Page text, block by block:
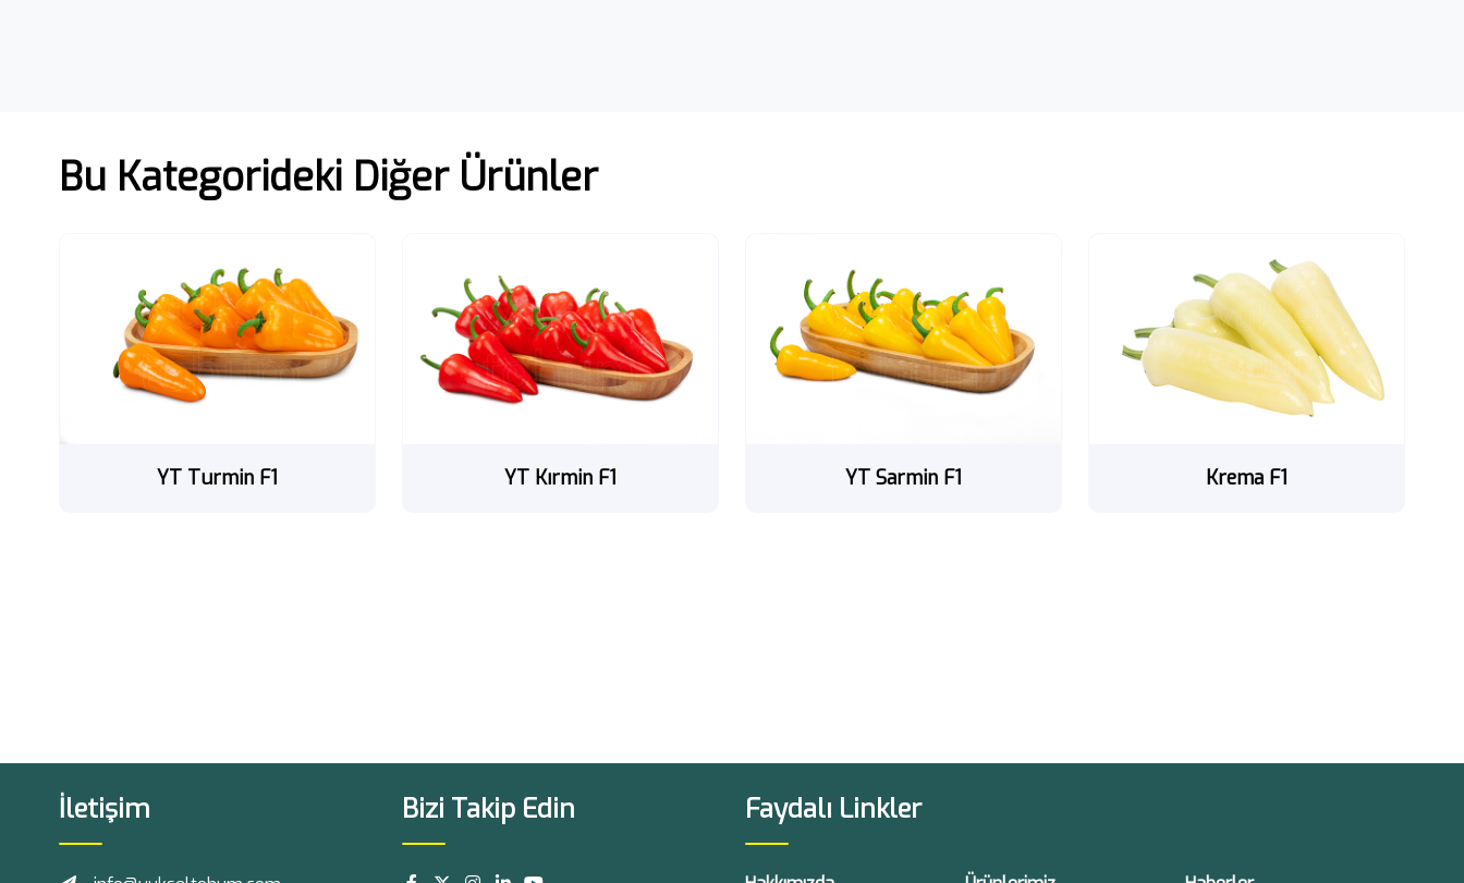
Bu Kategorideki Diğer Ürünler
YT Turmin F1 YT Kırmin F1 YT Sarmin F1 Krema F1
İletişim Bizi Takip Edin Faydalı Linkler